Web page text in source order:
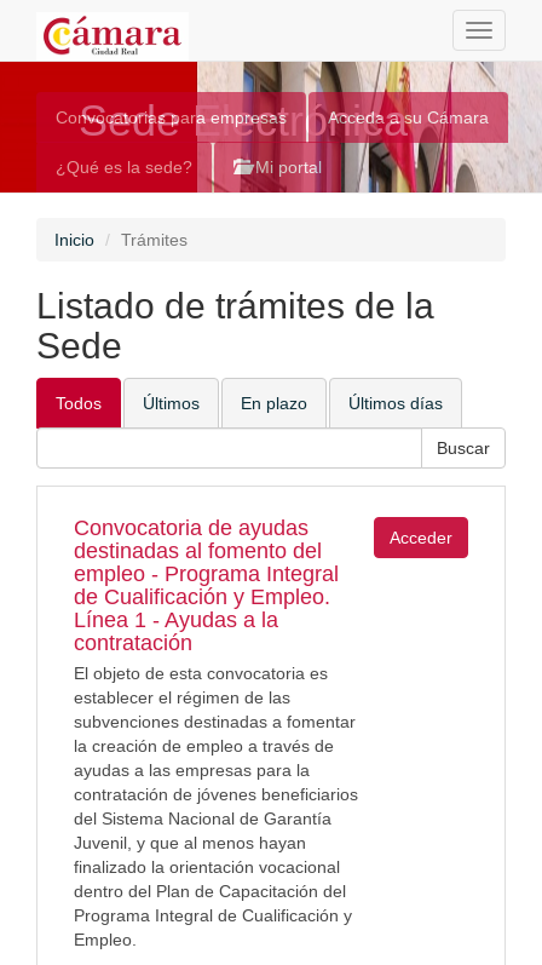
Toggle
Sede Electrónica
Convocatorias para empresas Acceda a su Cámara
¿Qué es la sede? Mi portal
Inicio Trámites
Listado de trámites de la
Sede
Todos Últimos En plazo Últimos días
Convocatoria de ayudas
destinadas al fomento del
empleo - Programa Integral
de Cualificación y Empleo.
Línea 1 - Ayudas a la
contratación
El objeto de esta convocatoria es
establecer el régimen de las
subvenciones destinadas a fomentar
la creación de empleo a través de
ayudas a las empresas para la
contratación de jóvenes beneficiarios
del Sistema Nacional de Garantía
Juvenil, y que al menos hayan
finalizado la orientación vocacional
dentro del Plan de Capacitación del
Programa Integral de Cualificación y
Empleo.
Acceder